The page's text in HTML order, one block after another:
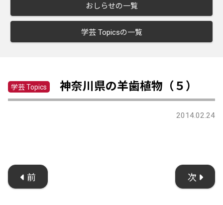
おしらせの一覧
学芸 Topicsの一覧
学芸 Topics 神奈川県の羊歯植物（５）
2014.02.24
前 次